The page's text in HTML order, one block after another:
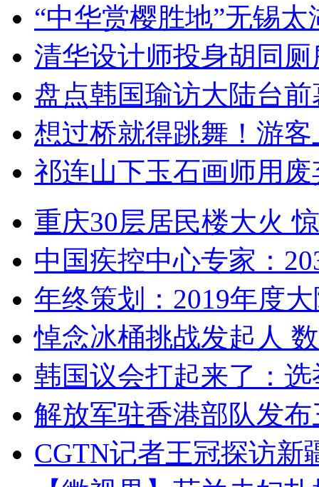
“中华赏樱胜地”无锡
清华设计师投身胡同
盘点韩国瑜访大陆台
想过桥就得跳舞！游客
祁连山下玉石画师用
重庆30层居民楼大火
中国疾控中心专家：
年终策划：2019年度
悼念冰桶挑战发起人
韩国议会打起来了：
解放军驻香港部队发
CGTN记者王冠探访新